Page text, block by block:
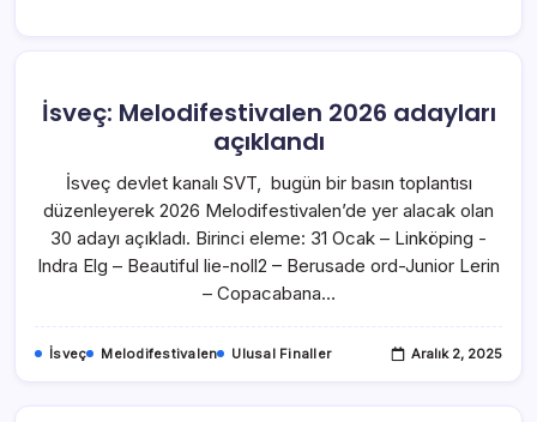
İsveç: Melodifestivalen 2026 adayları
açıklandı
İsveç devlet kanalı SVT, bugün bir basın toplantısı
düzenleyerek 2026 Melodifestivalen’de yer alacak olan
30 adayı açıkladı. Birinci eleme: 31 Ocak – Linköping -
Indra Elg – Beautiful lie-noll2 – Berusade ord-Junior Lerin
– Copacabana…
İsveç Melodifestivalen Ulusal Finaller Aralık 2, 2025